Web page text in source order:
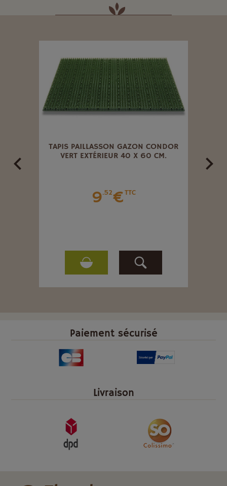
TAPIS PAILLASSON GAZON CONDOR
VERT EXTÉRIEUR 40 X 60 CM.
9.52€TTC
Paiement sécurisé
Livraison